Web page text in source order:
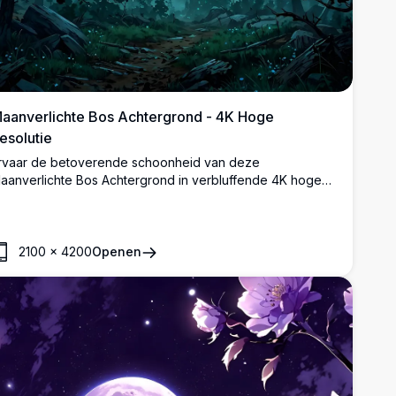
Bos Achtergrond - 4K Hoge
de betoverende schoonheid van deze
Bos Achtergrond in verbluffende 4K hoge
desktop- of mobiele schermen. Dompel jezelf onder
beelden.
2100 × 4200Openen